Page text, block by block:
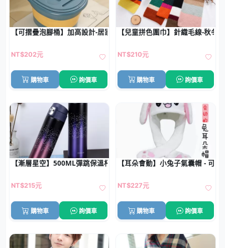
【可摺疊泡腳桶】加高設計-居家冬季足浴桶
NT$202元
購物車 詢價車
【兒童拼色圍巾】針織毛線-秋冬
NT$210元
購物車 詢價車
【漸層星空】500ML彈跳保溫杯-時尚環保水瓶
NT$215元
購物車 詢價車
【耳朵會動】小兔子氣囊帽 - 可愛
NT$227元
購物車 詢價車